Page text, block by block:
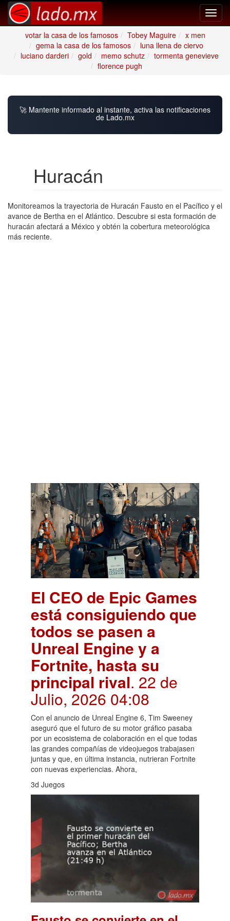
votar la casa de los famosos
Tobey Maguire
x men
gema la casa de los famosos
luna llena de ciervo
luciano darderi
gold memo schutz
tormenta genevieve
florence pugh
🚀 Mantente informado al instante, activa las notificaciones
de Lado.mx
Huracán
Monitoreamos la trayectoria de Huracán Fausto en el Pacífico y el
avance de Bertha en el Atlántico. Descubre si esta formación de
huracán afectará a México y obtén la cobertura meteorológica
más reciente.
El CEO de Epic Games
está consiguiendo que
todos se pasen a
Unreal Engine y a
Fortnite, hasta su
principal rival. 22 de
Julio, 2026 04:08
Con el anuncio de Unreal Engine 6, Tim Sweeney
aseguró que el futuro de su motor gráfico pasaba
por un ecosistema de colaboración en el que todas
las grandes compañías de videojuegos trabajasen
juntas y que, en última instancia, nutrieran Fortnite
con nuevas experiencias. Ahora,
3d Juegos